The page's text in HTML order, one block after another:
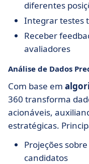
diferentes
Integrar testes
Receber
avaliadores
Análise de Dados
Com base em
360 transforma
acionáveis,
estratégicas.
Projeções
candidatos